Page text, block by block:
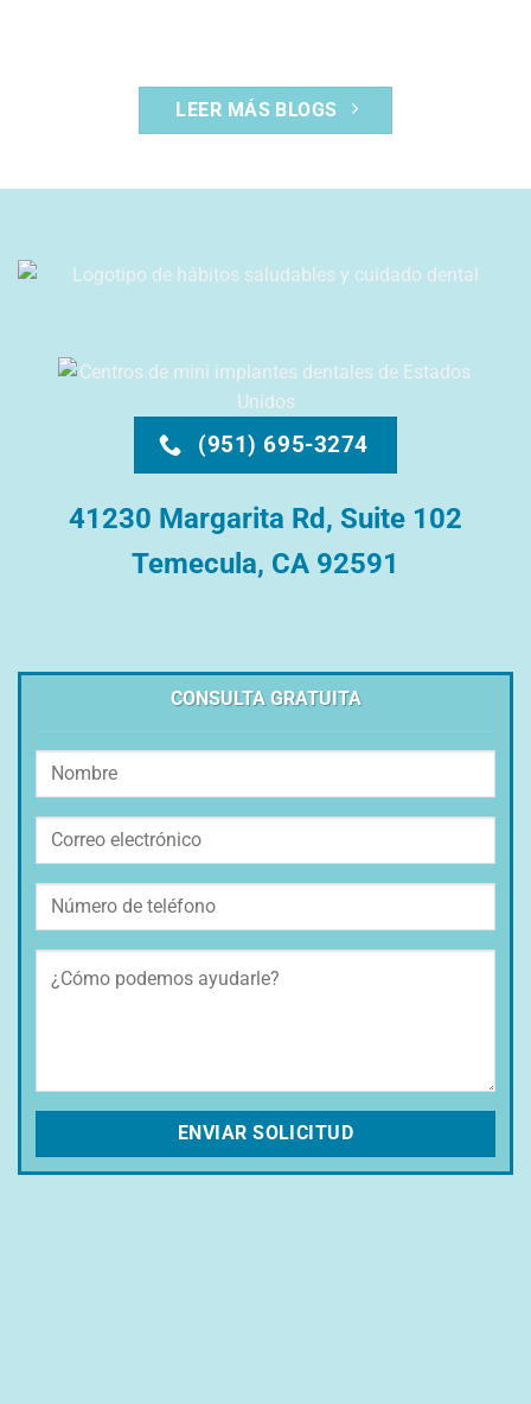
LEER MÁS BLOGS
(951) 695-3274
41230 Margarita Rd, Suite 102
Temecula, CA 92591
CONSULTA GRATUITA